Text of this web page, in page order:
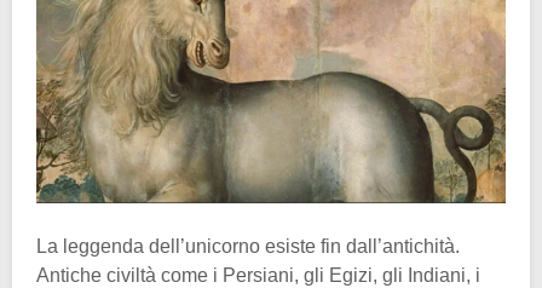
La leggenda dell’unicorno esiste fin dall’antichità.
Antiche civiltà come i Persiani, gli Egizi, gli Indiani, i